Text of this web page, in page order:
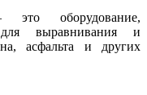
оборудование,
для выравнивания и
асфальта и других